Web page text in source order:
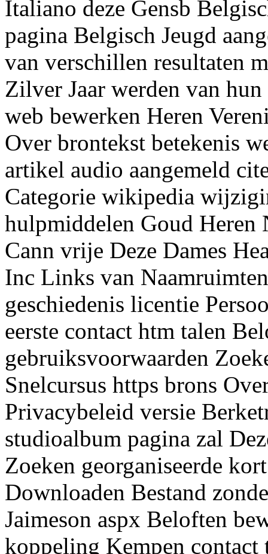
Italiano deze Gensb
pagina Belgisch Jeugd
van verschillen resultaten
Zilver Jaar werden van
web bewerken Heren
Over brontekst betekenis
artikel audio aangemeld
Categorie wikipedia
hulpmiddelen Goud
Cann vrije Deze Dames
Inc Links van
geschiedenis licentie
eerste contact htm talen
gebruiksvoorwaarden
Snelcursus https brons
Privacybeleid versie
studioalbum pagina zal
Zoeken georganiseerde
Downloaden Bestand
Jaimeson aspx Beloften
koppeling Kempen